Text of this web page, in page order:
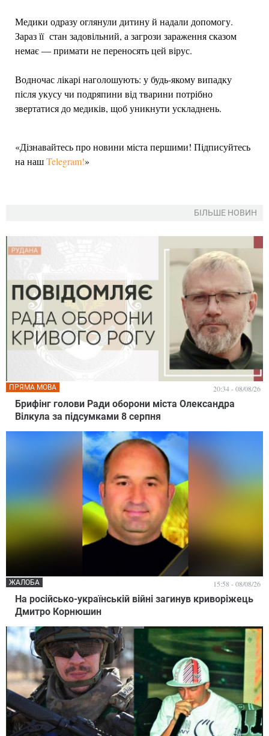
Медики одразу оглянули дитину й надали допомогу.
Зараз її стан задовільний, а загрози зараження сказом
немає — примати не переносять цей вірус.
Водночас лікарі наголошують: у будь-якому випадку
після укусу чи подряпини від тварини потрібно
звертатися до медиків, щоб уникнути ускладнень.
«Дізнавайтесь про новини міста першими! Підписуйтесь
на нашTelegram!»
БІЛЬШЕ НОВИН
Брифінг голови Ради оборони міста Олександра
Вілкула за підсумками 8 серпня
ПРЯМА МОВА 20:34 - 08/08/26
На російсько-українській війні загинув криворіжець
Дмитро Корнюшин
ЖАЛОБА 15:58 - 08/08/26